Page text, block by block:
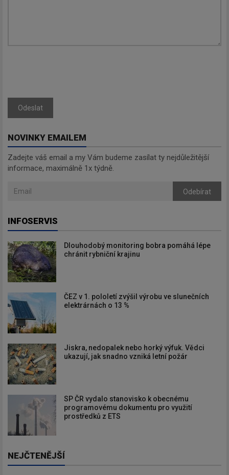
Odeslat
NOVINKY EMAILEM
Zadejte váš email a my Vám budeme zasílat ty nejdůležitější
informace, maximálně 1x týdně.
Odebírat
INFOSERVIS
Dlouhodobý monitoring bobra pomáhá lépe
chránit rybniční krajinu
ČEZ v 1. pololetí zvýšil výrobu ve slunečních
elektrárnách o 13 %
Jiskra, nedopalek nebo horký výfuk. Vědci
ukazují, jak snadno vzniká letní požár
SP ČR vydalo stanovisko k obecnému
programovému dokumentu pro využití
prostředků z ETS
NEJČTENĚJŠÍ